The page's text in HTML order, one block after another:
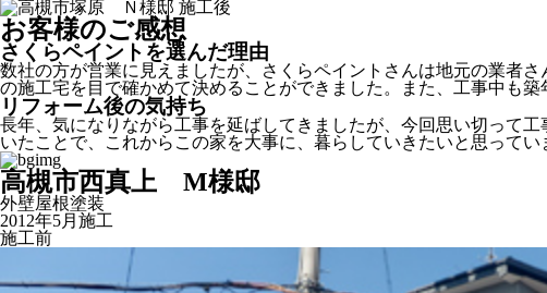
お客様のご感想
さくらペイントを選んだ理由
数社の方が営業に見えましたが、さくらペイントさんは地元の業者
の施工宅を目で確かめて決めることができました。また、工事中も
リフォーム後の気持ち
長年、気になりながら工事を延ばしてきましたが、今回思い切って
いたことで、これからこの家を大事に、暮らしていきたいと思ってい
高槻市西真上 М様邸
外壁屋根塗装
2012年5月施工
施工前